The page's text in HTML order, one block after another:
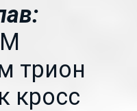
трион
кросс